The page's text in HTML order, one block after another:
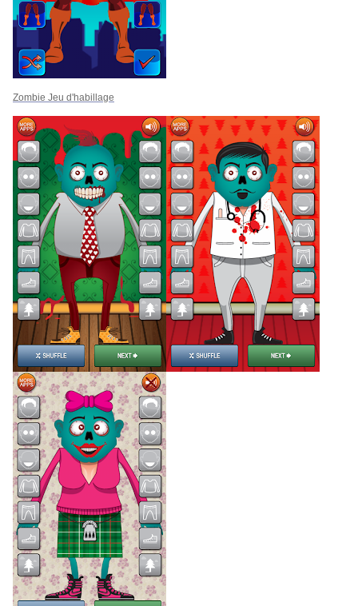
Zombie Jeu d'habillage